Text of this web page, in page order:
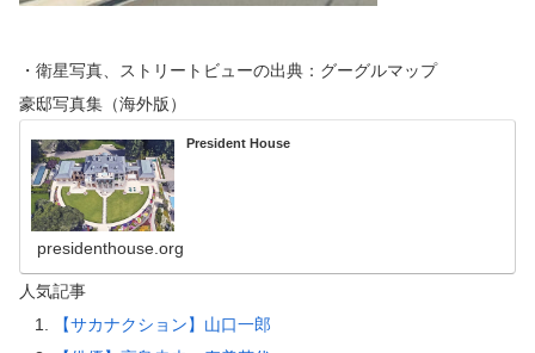
・衛星写真、ストリートビューの出典：グーグルマップ
豪邸写真集（海外版）
President House
presidenthouse.org
人気記事
【サカナクション】山口一郎